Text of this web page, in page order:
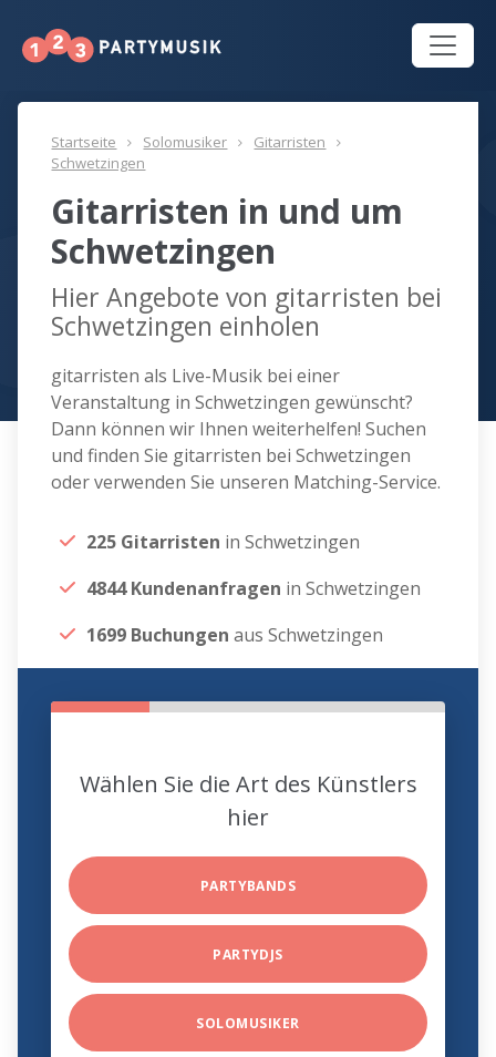
Startseite Solomusiker
Gitarristen
Schwetzingen
Gitarristen in und um
Schwetzingen
Hier Angebote von gitarristen bei
Schwetzingen einholen
gitarristen als Live-Musik bei einer
Veranstaltung in Schwetzingen gewünscht?
Dann können wir Ihnen weiterhelfen! Suchen
und finden Sie gitarristen bei Schwetzingen
oder verwenden Sie unseren Matching-Service.
225 Gitarristen in Schwetzingen
4844 Kundenanfragen in Schwetzingen
1699 Buchungen aus Schwetzingen
Wählen Sie die Art des Künstlers
hier
PARTYBANDS
PARTYDJS
SOLOMUSIKER